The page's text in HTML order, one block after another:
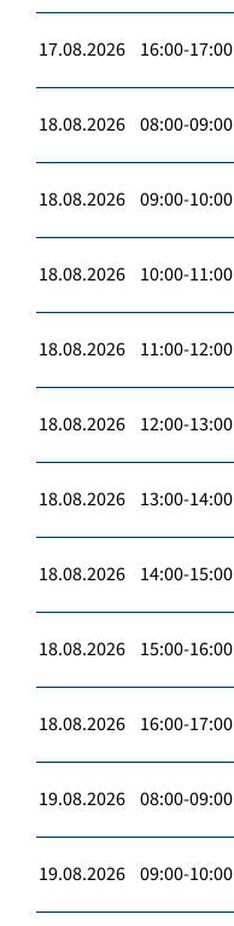
17.08.2026 16:00-17:00
18.08.2026 08:00-09:00
18.08.2026 09:00-10:00
18.08.2026 10:00-11:00
18.08.2026 11:00-12:00
18.08.2026 12:00-13:00
18.08.2026 13:00-14:00
18.08.2026 14:00-15:00
18.08.2026 15:00-16:00
18.08.2026 16:00-17:00
19.08.2026 08:00-09:00
19.08.2026 09:00-10:00